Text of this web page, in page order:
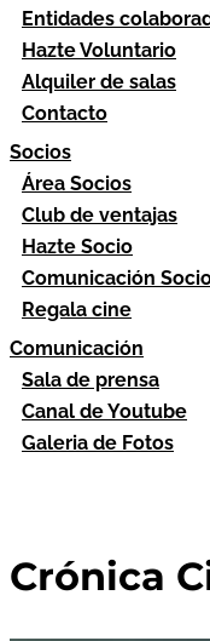
Entidades
Hazte Voluntario
Alquiler de salas
Contacto
Socios
Área Socios
Club de ventajas
Hazte Socio
Comunicación
Regala cine
Comunicación
Sala de prensa
Canal de Youtube
Galeria de Fotos
Crónica